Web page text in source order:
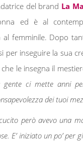
del brand La
ed è al
femminile. Dopo
per inseguire la sua
le insegna il
ci mette anni
dei tuoi
però avevo una
E’ iniziato un po’